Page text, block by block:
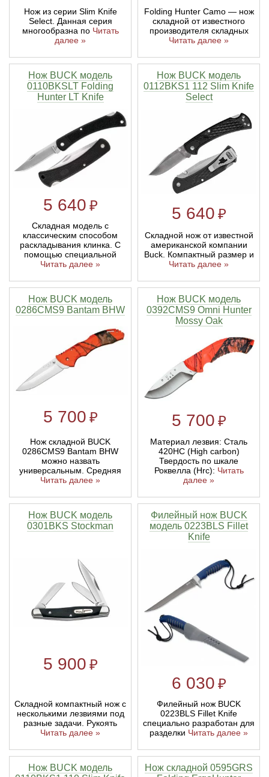
Нож из серии Slim Knife
Select. Данная серия
многообразна по Читать
далее »
Folding Hunter Camo — нож
складной от известного
производителя складных
Читать далее »
Нож BUCK модель
0110BKSLT Folding
Hunter LT Knife
5 640 ₽
Складная модель с
классическим способом
раскладывания клинка. С
помощью специальной
Читать далее »
Нож BUCK модель
0112BKS1 112 Slim Knife
Select
5 640 ₽
Складной нож от известной
американской компании
Buck. Компактный размер и
Читать далее »
Нож BUCK модель
0286CMS9 Bantam BHW
5 700 ₽
Нож складной BUCK
0286CMS9 Bantam BHW
можно назвать
универсальным. Средняя
Читать далее »
Нож BUCK модель
0392CMS9 Omni Hunter
Mossy Oak
5 700 ₽
Материал лезвия: Сталь
420НС (High carbon)
Твердость по шкале
Роквелла (Hrc): Читать
далее »
Нож BUCK модель
0301BKS Stockman
5 900 ₽
Складной компактный нож с
несколькими лезвиями под
разные задачи. Рукоять
Читать далее »
Филейный нож BUCK
модель 0223BLS Fillet
Knife
6 030 ₽
Филейный нож BUCK
0223BLS Fillet Knife
специально разработан для
разделки Читать далее »
Нож BUCK модель
Нож складной 0595GRS